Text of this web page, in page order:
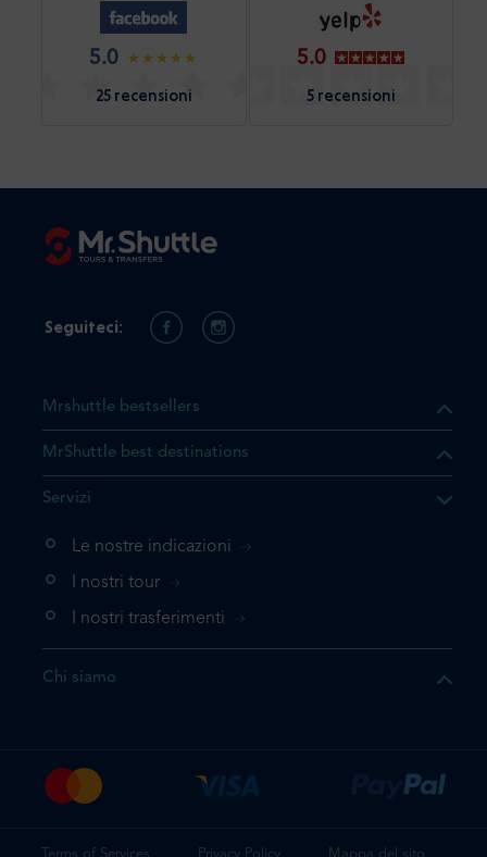
5.0
25 recensioni
5.0
5 recensioni
il prodotto che state
nuovamente, la
Mrshuttle bestsellers
MrShuttle best destinations
Servizi
Le nostre indicazioni
I nostri tour
I nostri trasferimenti
Chi siamo
Seguiteci: